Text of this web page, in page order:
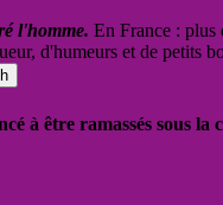
l'homme. En France : plus
d'humeurs et de
à être ramassés sous la